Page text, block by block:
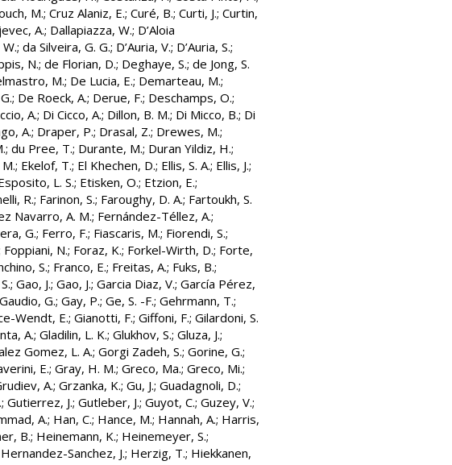
M.; Cruz Alaniz, E.; Curé, B.; Curti, J.; Curtin,
A.; Dallapiazza, W.; D’Aloia
; da Silveira, G. G.; D’Auria, V.; D’Auria, S.;
N.; de Florian, D.; Deghaye, S.; de Jong, S.
M.; De Lucia, E.; Demarteau, M.;
; De Roeck, A.; Derue, F.; Deschamps, O.;
A.; Di Cicco, A.; Dillon, B. M.; Di Micco, B.; Di
A.; Draper, P.; Drasal, Z.; Drewes, M.;
; du Pree, T.; Durante, M.; Duran Yildiz, H.;
; Ekelof, T.; El Khechen, D.; Ellis, S. A.; Ellis, J.;
L. S.; Etisken, O.; Etzion, E.;
R.; Farinon, S.; Faroughy, D. A.; Fartoukh, S.
Navarro, A. M.; Fernández-Téllez, A.;
G.; Ferro, F.; Fiascaris, M.; Fiorendi, S.;
Foppiani, N.; Foraz, K.; Forkel-Wirth, D.; Forte,
S.; Franco, E.; Freitas, A.; Fuks, B.;
; Gao, J.; Gao, J.; Garcia Diaz, V.; García Pérez,
Gaudio, G.; Gay, P.; Ge, S. -F.; Gehrmann, T.;
Wendt, E.; Gianotti, F.; Giffoni, F.; Gilardoni, S.
A.; Gladilin, L. K.; Glukhov, S.; Gluza, J.;
Gomez, L. A.; Gorgi Zadeh, S.; Gorine, G.;
E.; Gray, H. M.; Greco, Ma.; Greco, Mi.;
A.; Grzanka, K.; Gu, J.; Guadagnoli, D.;
; Gutierrez, J.; Gutleber, J.; Guyot, C.; Guzey, V.;
A.; Han, C.; Hance, M.; Hannah, A.; Harris,
B.; Heinemann, K.; Heinemeyer, S.;
Hernandez-Sanchez, J.; Herzig, T.; Hiekkanen,